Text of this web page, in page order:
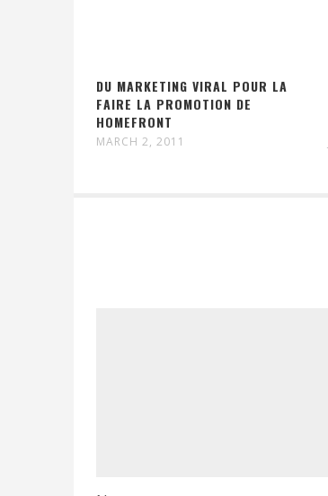
DU MARKETING VIRAL POUR LA
FAIRE LA PROMOTION DE
HOMEFRONT
MARCH 2, 2011